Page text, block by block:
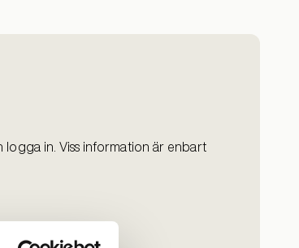
in. Viss information är enbart